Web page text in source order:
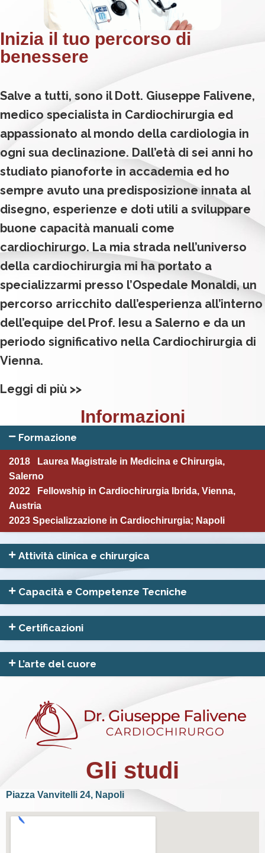
Inizia il tuo percorso di
benessere
Salve a tutti, sono il Dott. Giuseppe Falivene,
medico specialista in Cardiochirurgia ed
appassionato al mondo della cardiologia in
ogni sua declinazione. Dall’età di sei anni ho
studiato pianoforte in accademia ed ho
sempre avuto una predisposizione innata al
disegno, esperienze e doti utili a sviluppare
buone capacità manuali come
cardiochirurgo. La mia strada nell’universo
della cardiochirurgia mi ha portato a
specializzarmi presso l’Ospedale Monaldi, un
percorso arricchito dall’esperienza all’interno
dell’equipe del Prof. Iesu a Salerno e da un
periodo significativo nella Cardiochirurgia di
Vienna.
Leggi di più >>
Informazioni
Formazione
2018 Laurea Magistrale in Medicina e Chirurgia,
Salerno
2022 Fellowship in Cardiochirurgia Ibrida, Vienna,
Austria
2023 Specializzazione in Cardiochirurgia; Napoli
Attività clinica e chirurgica
Capacità e Competenze Tecniche
Certificazioni
L’arte del cuore
Gli studi
Piazza Vanvitelli 24, Napoli